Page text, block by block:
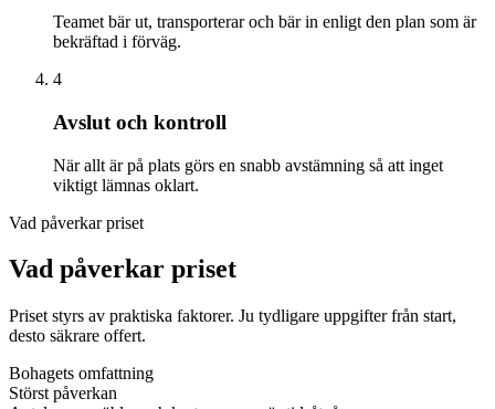
Teamet bär ut, transporterar och bär in enligt den plan som är
bekräftad i förväg.
4
Avslut och kontroll
När allt är på plats görs en snabb avstämning så att inget
viktigt lämnas oklart.
Vad påverkar priset
Vad påverkar priset
Priset styrs av praktiska faktorer. Ju tydligare uppgifter från start,
desto säkrare offert.
Bohagets omfattning
Störst påverkan